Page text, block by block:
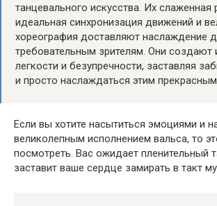
танцевального искусства. Их слаженная
идеальная синхронизация движений и
хореография доставляют наслаждение
требовательным зрителям. Они
легкости и безупречности, заставляя
и просто наслаждаться этим
Если вы хотите насытиться эмоциями и
великолепным исполнением вальса, то
посмотреть. Вас ожидает пленительный
заставит ваше сердце замирать в такт